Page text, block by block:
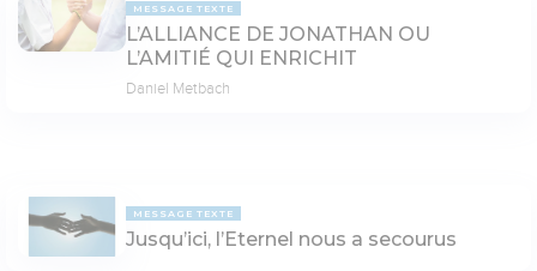
MESSAGE TEXTE
L’ALLIANCE DE JONATHAN OU
L’AMITIÉ QUI ENRICHIT
Daniel Metbach
MESSAGE TEXTE
Jusqu’ici, l’Eternel nous a secourus